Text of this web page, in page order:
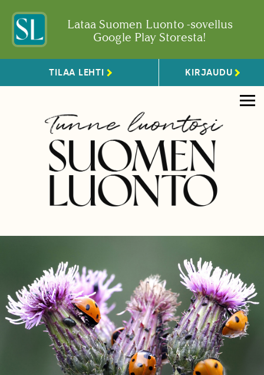
Lataa Suomen Luonto -sovellus
Google Play Storesta!
TILAA LEHTI KIRJAUDU